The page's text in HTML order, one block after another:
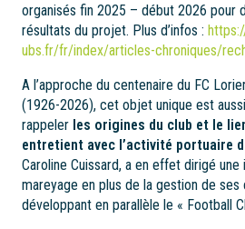
organisés fin 2025 – début 2026 pour
résultats du projet. Plus d’infos :
ubs.fr/fr/index/articles-chroniques/
A l’approche du centenaire du FC
(1926-2026), cet objet unique est
rappeler les origines du club et le
entretient avec l’activité portuaire
Caroline Cuissard, a en effet dirigé
mareyage en plus de la gestion de ses
développant en parallèle le « Football